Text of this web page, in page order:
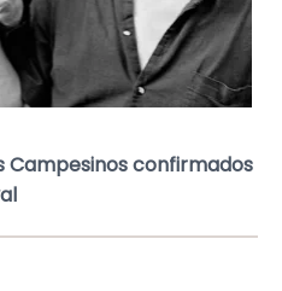
Campesinos confirmados